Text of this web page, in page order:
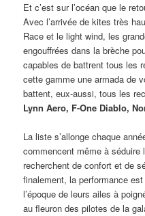
Et c’est sur l’océan que le
Avec l’arrivée de kites très
Race et le light wind, les
engouffrées dans la brèche
capables de battrent tous les
cette gamme une armada de
battent, eux-aussi, tous les
Lynn Aero, F-One Diablo,
La liste s’allonge chaque
commencent même à
recherchent de confort et de
finalement, la performance
l’époque de leurs ailes à
au fleuron des pilotes de la